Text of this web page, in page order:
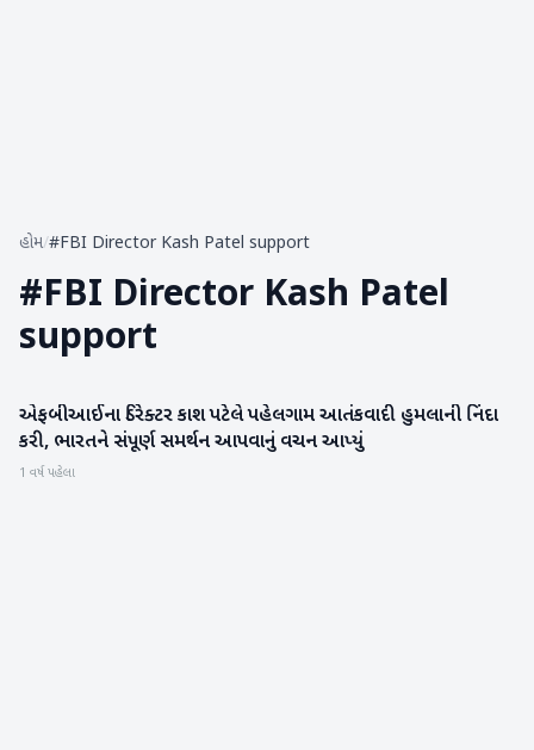
હોમ/#FBI Director Kash Patel support
#FBI Director Kash Patel
support
રાષ્ટ્રીય
એફબીઆઈના ડિરેક્ટર કાશ પટેલે પહેલગામ આતંકવાદી હુમલાની નિંદા
કરી, ભારતને સંપૂર્ણ સમર્થન આપવાનું વચન આપ્યું
1 વર્ષ પહેલા